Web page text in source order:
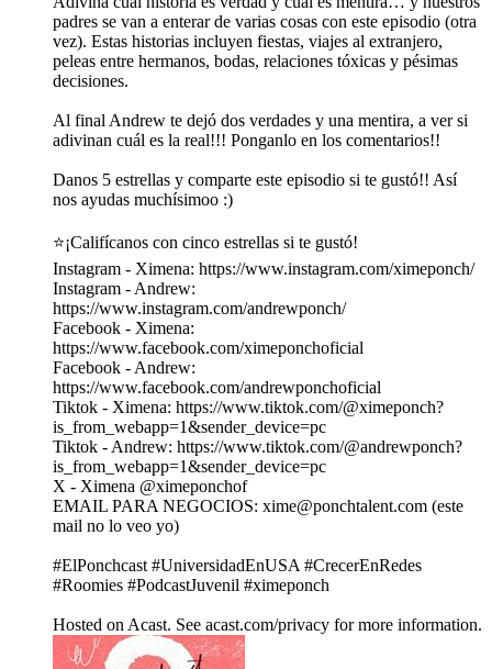
padres se van a enterar de varias cosas con este episodio (otra
vez). Estas historias incluyen fiestas, viajes al extranjero,
peleas entre hermanos, bodas, relaciones tóxicas y pésimas
decisiones.
Al final Andrew te dejó dos verdades y una mentira, a ver si
adivinan cuál es la real!!! Ponganlo en los comentarios!!
Danos 5 estrellas y comparte este episodio si te gustó!! Así
nos ayudas muchísimoo :)
⭐️¡Califícanos con cinco estrellas si te gustó!
Instagram - Ximena: https://www.instagram.com/ximeponch/
Instagram - Andrew:
https://www.instagram.com/andrewponch/
Facebook - Ximena:
https://www.facebook.com/ximeponchoficial
Facebook - Andrew:
https://www.facebook.com/andrewponchoficial
Tiktok - Ximena: https://www.tiktok.com/@ximeponch?
is_from_webapp=1&sender_device=pc
Tiktok - Andrew: https://www.tiktok.com/@andrewponch?
is_from_webapp=1&sender_device=pc
X - Ximena @ximeponchof
EMAIL PARA NEGOCIOS: xime@ponchtalent.com (este
mail no lo veo yo)
#ElPonchcast #UniversidadEnUSA #CrecerEnRedes
#Roomies #PodcastJuvenil #ximeponch
Hosted on Acast. See acast.com/privacy for more information.